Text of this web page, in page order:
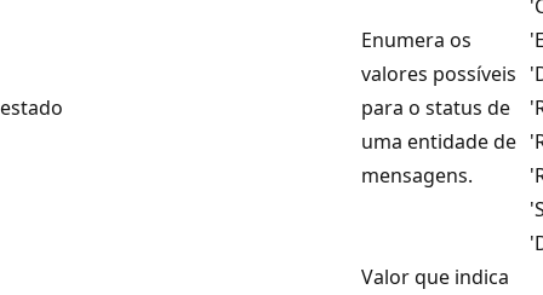
estado
Enumera os
valores possíveis
para o status de
uma entidade de
mensagens.
Valor que indica